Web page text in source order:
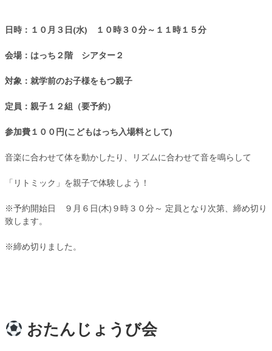
日時：１０月３日(水) １０時３０分～１１時１５分
会場：はっち２階 シアター２
対象：就学前のお子様をもつ親子
定員：親子１２組（要予約）
参加費１００円(こどもはっち入場料として)
音楽に合わせて体を動かしたり、リズムに合わせて音を鳴らして
「リトミック」を親子で体験しよう！
※予約開始日 ９月６日(木)９時３０分～ 定員となり次第、締め切り
致します。
※締め切りました。
おたんじょうび会